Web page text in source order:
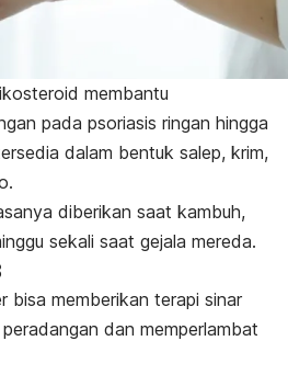
membantu
pada psoriasis ringan hingga
dalam bentuk salep, krim,
diberikan saat kambuh,
sekali saat gejala mereda.
bisa memberikan terapi sinar
dan memperlambat